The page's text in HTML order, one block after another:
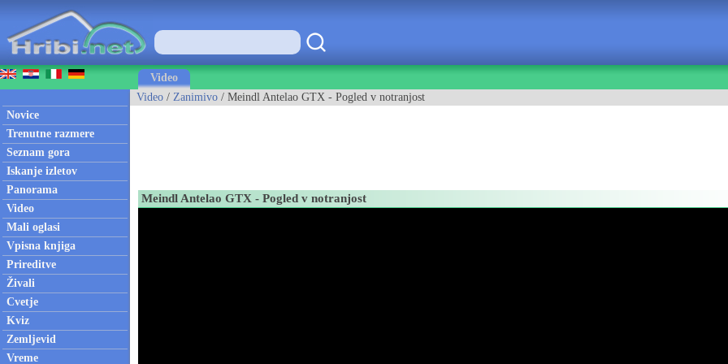
Video
Novice
Trenutne razmere
Seznam gora
Iskanje izletov
Panorama
Video
Mali oglasi
Vpisna knjiga
Prireditve
Živali
Cvetje
Kviz
Zemljevid
Vreme
Video / Zanimivo / Meindl Antelao GTX - Pogled v notranjost
Meindl Antelao GTX - Pogled v notranjost